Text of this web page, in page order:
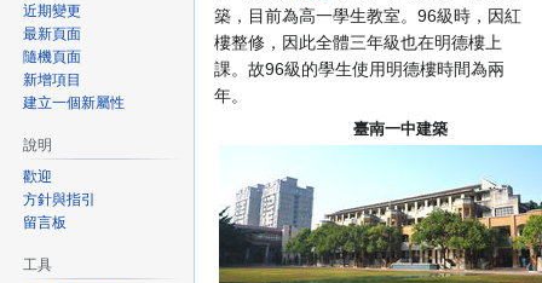
導
覽
搜
尋
築，目前為高一學生教室。96級時，因紅
樓整修，因此全體三年級也在明德樓上
課。故96級的學生使用明德樓時間為兩
年。
臺南一中建築
近期變更
最新頁面
隨機頁面
新增項目
建立一個新屬性
說明
歡迎
方針與指引
留言板
工具